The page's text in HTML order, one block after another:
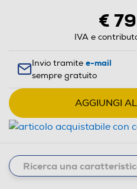
€
IVA e
Invio tramite e-mail
sempre gratuito
AGGIUNGI